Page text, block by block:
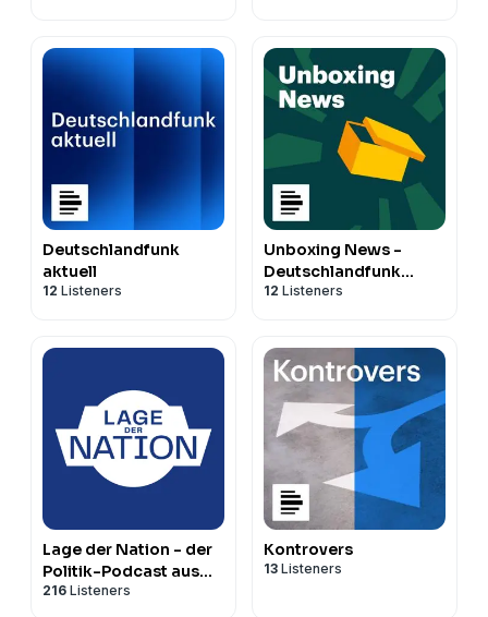
Deutschlandfunk
aktuell
12 Listeners
Unboxing News -
Deutschlandfunk
Nova
12 Listeners
Lage der Nation - der
Politik-Podcast aus
Berlin
216 Listeners
Kontrovers
13 Listeners